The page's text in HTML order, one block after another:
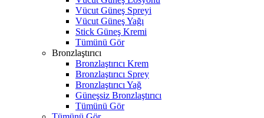
Vücut Güneş Spreyi
Vücut Güneş Yağı
Stick Güneş Kremi
Tümünü Gör
Bronzlaştırıcı
Bronzlaştırıcı Krem
Bronzlaştırıcı Sprey
Bronzlaştırıcı Yağ
Güneşsiz Bronzlaştırıcı
Tümünü Gör